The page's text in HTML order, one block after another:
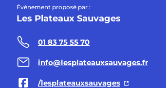
Évènement proposé par :
Les Plateaux Sauvages
01 83 75 55 70
info@lesplateauxsauvages.fr
/lesplateauxsauvages